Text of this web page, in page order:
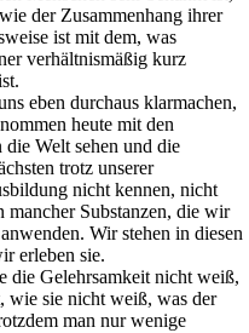
der Zusammenhang ihrer
ist mit dem, was
verhältnismäßig kurz
eben durchaus klarmachen,
heute mit den
Welt sehen und die
trotz unserer
nicht kennen, nicht
mancher Substanzen, die wir
Wir stehen in diesen
erleben sie.
die Gelehrsamkeit nicht weiß,
wie sie nicht weiß, was der
man nur wenige